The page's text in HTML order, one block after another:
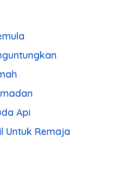
Api
Untuk Remaja